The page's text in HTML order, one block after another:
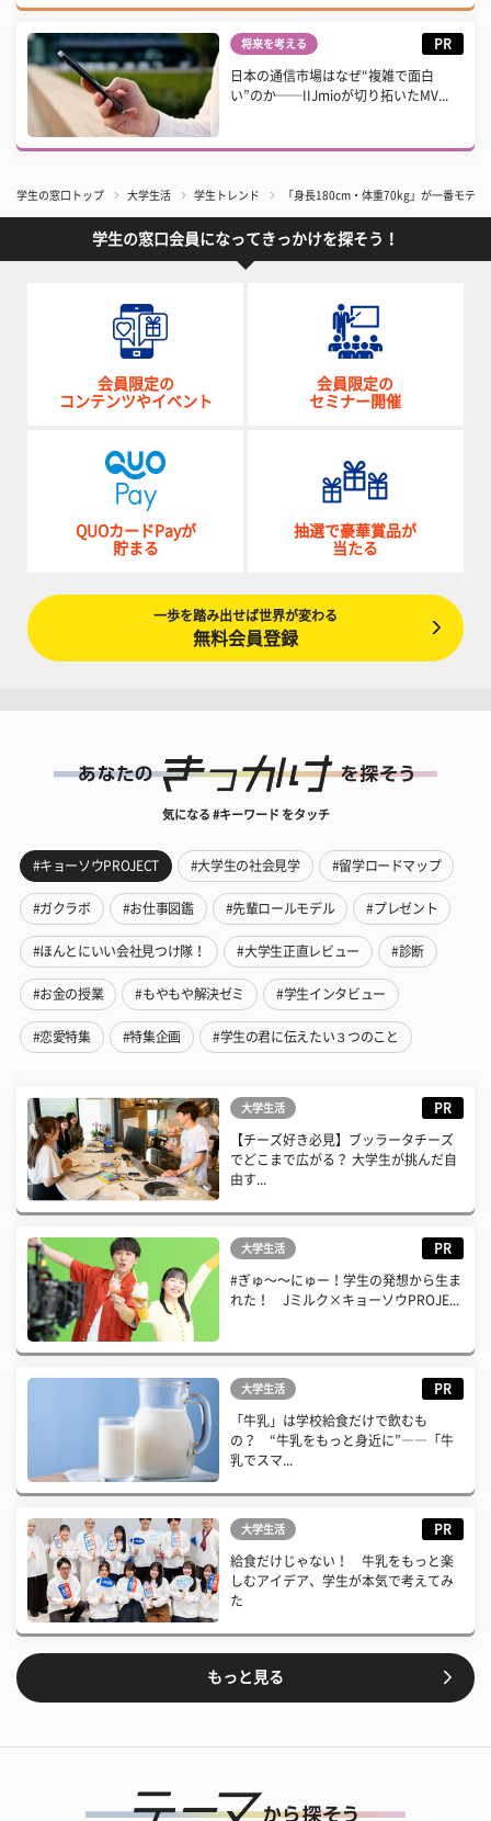
将来を考える PR
日本の通信市場はなぜ“複雑で面白
い”のか──IIJmioが切り拓いたMV...
学生の窓口トップ 大学生活 学生トレンド 「身長180cm・体重70kg」が一番モテ
学生の窓口会員になってきっかけを探そう！
会員限定の
コンテンツやイベント
会員限定の
セミナー開催
QUOカードPayが
貯まる
抽選で豪華賞品が
当たる
一歩を踏み出せば世界が変わる
無料会員登録
気になる #キーワード をタッチ
#キョーソウPROJECT #大学生の社会見学 #留学ロードマップ
#ガクラボ #お仕事図鑑 #先輩ロールモデル #プレゼント
#ほんとにいい会社見つけ隊！ #大学生正直レビュー #診断
#お金の授業 #もやもや解決ゼミ #学生インタビュー
#恋愛特集 #特集企画 #学生の君に伝えたい３つのこと
大学生活 PR
【チーズ好き必見】ブッラータチーズ
でどこまで広がる？ 大学生が挑んだ自
由す...
大学生活 PR
#ぎゅ〜〜にゅー！学生の発想から生ま
れた！ Jミルク×キョーソウPROJE...
大学生活 PR
「牛乳」は学校給食だけで飲むも
の？ “牛乳をもっと身近に”――「牛
乳でスマ...
大学生活 PR
給食だけじゃない！ 牛乳をもっと楽
しむアイデア、学生が本気で考えてみ
た
もっと見る